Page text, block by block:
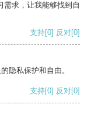
需求，让我能够找到自
支持[0] 反对[0]
隐私保护和自由。
支持[0] 反对[0]